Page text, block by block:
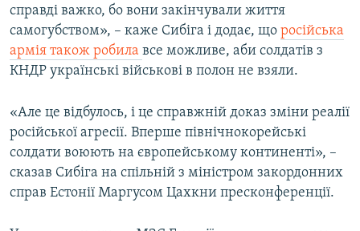
справді важко, бо вони закінчували життя
самогубством», – каже Сибіга і додає, що російська
армія також робила все можливе, аби солдатів з
КНДР українські військові в полон не взяли.
«Але це відбулось, і це справжній доказ зміни реалії
російської агресії. Вперше північнокорейські
солдати воюють на європейському континенті», –
сказав Сибіга на спільній з міністром закордонних
справ Естонії Маргусом Цахкни пресконференції.